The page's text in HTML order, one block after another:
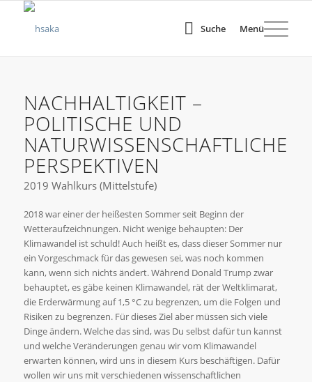
Suche Menü
NACHHALTIGKEIT –
POLITISCHE UND
NATURWISSENSCHAFTLICHE
PERSPEKTIVEN
2019 Wahlkurs (Mittelstufe)
2018 war einer der heißesten Sommer seit Beginn der
Wetteraufzeichnungen. Nicht wenige behaupten: Der
Klimawandel ist schuld! Auch heißt es, dass dieser Sommer nur
ein Vorgeschmack für das gewesen sei, was noch kommen
kann, wenn sich nichts ändert. Während Donald Trump zwar
behauptet, es gäbe keinen Klimawandel, rät der Weltklimarat,
die Erderwärmung auf 1,5 °C zu begrenzen, um die Folgen und
Risiken zu begrenzen. Für dieses Ziel aber müssen sich viele
Dinge ändern. Welche das sind, was Du selbst dafür tun kannst
und welche Veränderungen genau wir vom Klimawandel
erwarten können, wird uns in diesem Kurs beschäftigen. Dafür
wollen wir uns mit verschiedenen wissenschaftlichen